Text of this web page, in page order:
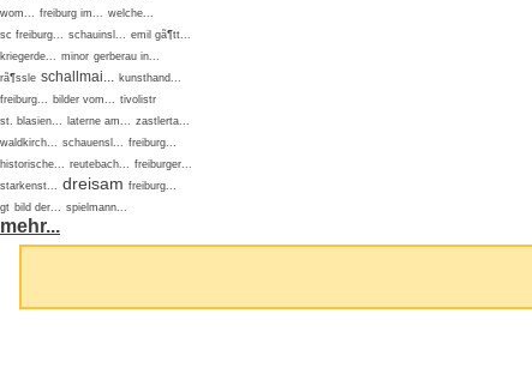
wom... freiburg im... welche...
sc freiburg... schauinsl... emil gã¶tt...
kriegerde... minor gerberau in...
rã¶ssle schallmai... kunsthand...
freiburg... bilder vom... tivolistr
st. blasien...
laterne am... zastlerta...
waldkirch... schauensl... freiburg...
historische... reutebach... freiburger...
starkenst... dreisam freiburg...
gt bild der... spielmann...
mehr...